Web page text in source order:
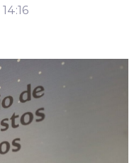
14:16